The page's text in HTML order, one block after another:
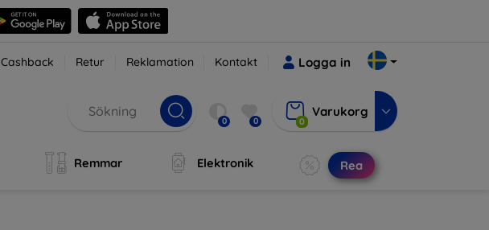
Cashback Retur Reklamation Kontakt Logga in
0 0 0
Varukorg
Remmar Elektronik Rea